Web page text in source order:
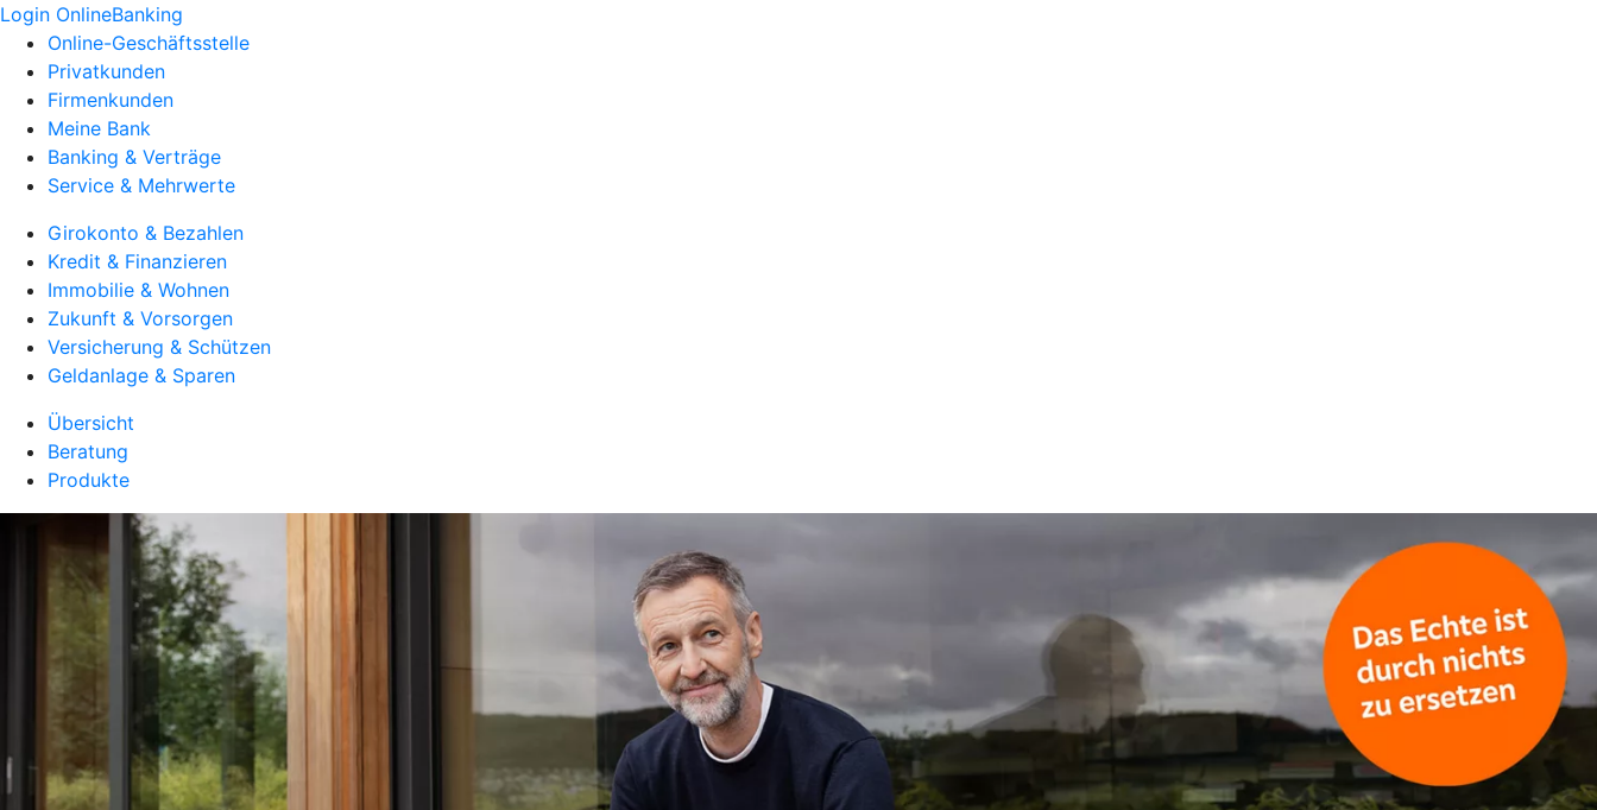
Login OnlineBanking
Online-Geschäftsstelle
Privatkunden
Firmenkunden
Meine Bank
Banking & Verträge
Service & Mehrwerte
Girokonto & Bezahlen
Kredit & Finanzieren
Immobilie & Wohnen
Zukunft & Vorsorgen
Versicherung & Schützen
Geldanlage & Sparen
Übersicht
Beratung
Produkte